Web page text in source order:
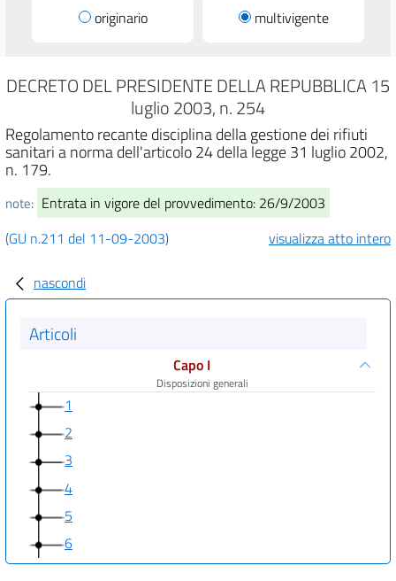
originario multivigente
DECRETO DEL PRESIDENTE DELLA REPUBBLICA 15
luglio 2003, n. 254
Regolamento recante disciplina della gestione dei rifiuti
sanitari a norma dell'articolo 24 della legge 31 luglio 2002,
n. 179.
note: Entrata in vigore del provvedimento: 26/9/2003
(GU n.211 del 11-09-2003)
visualizza atto intero
nascondi
Articoli
Capo I
Disposizioni generali
1
2
3
4
5
6
Capo II